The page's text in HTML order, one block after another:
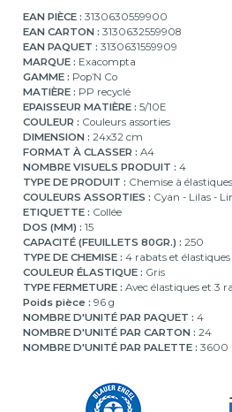
EAN PIÈCE : 3130630559900
EAN CARTON : 3130632559908
EAN PAQUET : 3130631559909
MARQUE : Exacompta
GAMME : Pop’N Co
MATIÈRE : PP recyclé
EPAISSEUR MATIÈRE : 5/10E
COULEUR : Couleurs assorties
DIMENSION : 24x32 cm
FORMAT À CLASSER : A4
NOMBRE VISUELS PRODUIT : 4
TYPE DE PRODUIT : Chemise à
COULEURS ASSORTIES : Cyan - Lilas -
ETIQUETTE : Collée
DOS (MM) : 15
CAPACITÉ (FEUILLETS 80GR.) : 250
TYPE DE CHEMISE : 4 rabats et élastiques
COULEUR ÉLASTIQUE : Gris
TYPE FERMETURE : Avec élastiques et 3
Poids pièce : 96 g
NOMBRE D'UNITÉ PAR PAQUET : 4
NOMBRE D'UNITÉ PAR CARTON : 24
NOMBRE D'UNITÉ PAR PALETTE : 3600